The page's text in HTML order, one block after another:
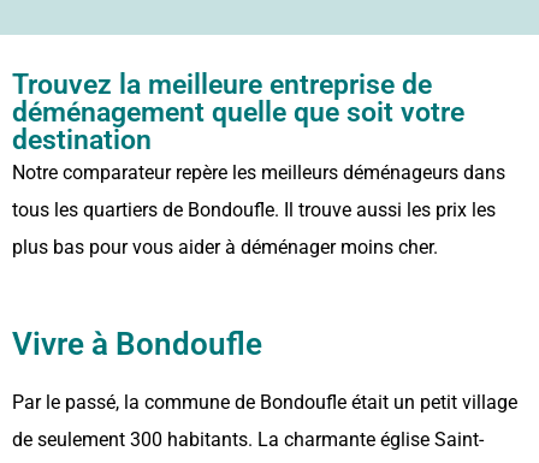
Trouvez la meilleure entreprise de
déménagement quelle que soit votre
destination
Notre comparateur repère les meilleurs déménageurs dans
tous les quartiers de Bondoufle. Il trouve aussi les prix les
plus bas pour vous aider à déménager moins cher.
Vivre à Bondoufle
Par le passé, la commune de Bondoufle était un petit village
de seulement 300 habitants. La charmante église Saint-